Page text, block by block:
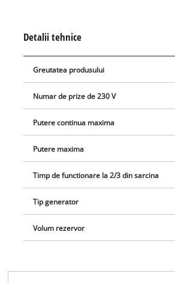
intrerupator de suprasarcina si protectie
ulei. Generatorul pornește ușor cu
sfoară.
Detalii tehnice
Greutatea produsului
Numar de prize de 230 V
Putere continua maxima
Putere maxima
Timp de functionare la 2/3 din sarcina
Tip generator
Volum rezervor